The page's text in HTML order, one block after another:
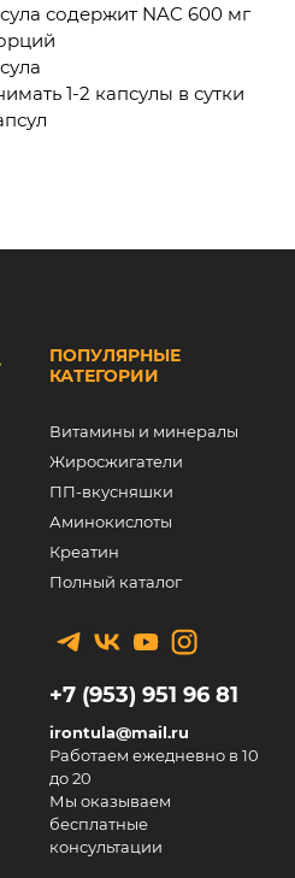
содержит NAC 600 мг
1-2 капсулы в сутки
ПОПУЛЯРНЫЕ
КАТЕГОРИИ
Витамины и минералы
Жиросжигатели
ПП-вкусняшки
Аминокислоты
Креатин
Полный каталог
+7 (953) 951 96 81
irontula@mail.ru
Работаем ежедневно в 10
до 20
Мы оказываем
бесплатные
консультации